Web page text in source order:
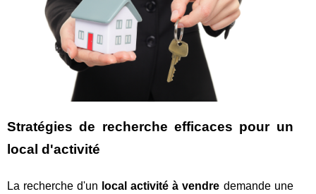
Stratégies de recherche efficaces pour un
local d'activité
La recherche d'un local activité à vendre demande une